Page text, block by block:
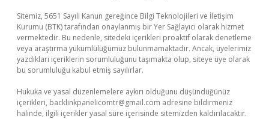
Sitemiz, 5651 Sayılı Kanun gereğince Bilgi Teknolojileri ve İletişim
Kurumu (BTK) tarafından onaylanmış bir Yer Sağlayıcı olarak hizmet
vermektedir. Bu nedenle, sitedeki içerikleri proaktif olarak denetleme
veya araştırma yükümlülüğümüz bulunmamaktadır. Ancak, üyelerimiz
yazdıkları içeriklerin sorumluluğunu taşımakta olup, siteye üye olarak
bu sorumluluğu kabul etmiş sayılırlar.
Hukuka ve yasal düzenlemelere aykırı olduğunu düşündüğünüz
içerikleri, backlinkpanelicomtr@gmail.com adresine bildirmeniz
halinde, ilgili içerikler yasal süre içerisinde sitemizden kaldırılacaktır.